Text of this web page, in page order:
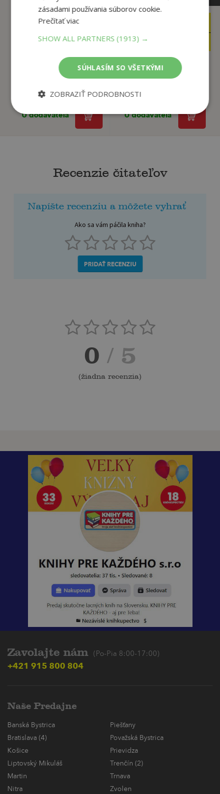
10
10,40€
Games for Bored
autor neuvedený
U dodávateľa
The Collage Ideas
Alannah Moore, ILEX
U dodávateľa
Recenzie čitateľov
Napíšte recenziu a môžete vyhrať
Ako sa vám páčila kniha?
PRIDAŤ RECENZIU
0 / 5
(žiadna recenzia)
Zavolajte nám (Po-Pia 8:00-17:00)
+421 915 800 804
Naše Predajne
Banská Bystrica
Piešťany
Bratislava (4)
Považská Bystrica
Košice
Prievidza
Liptovský Mikuláš
Trenčín (2)
Martin
Trnava
Nitra
Zvolen
zásadami používania súborov cookie.
Prečítať viac
SHOW ALL PARTNERS (1913) →
SÚHLASÍM SO VŠETKÝMI
ZOBRAZIŤ PODROBNOSTI